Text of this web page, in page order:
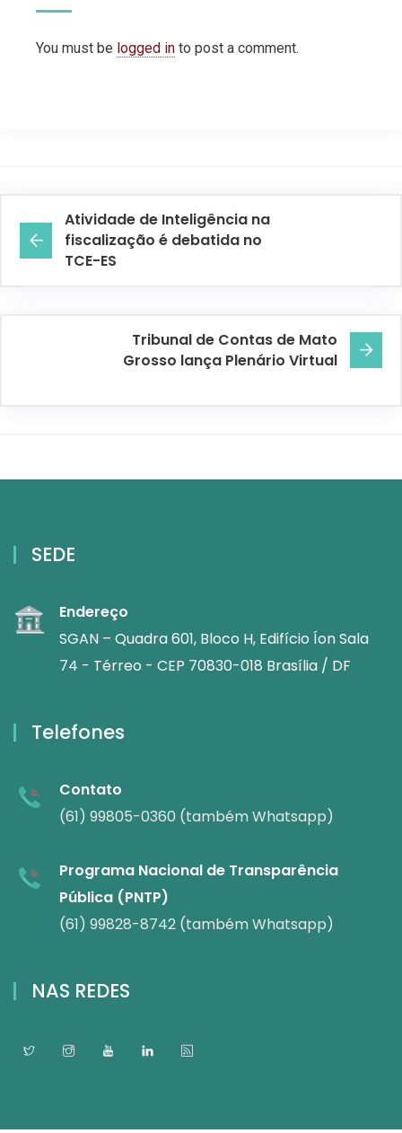
You must be logged in to post a comment.
Atividade de Inteligência na
fiscalização é debatida no
TCE-ES
Tribunal de Contas de Mato
Grosso lança Plenário Virtual
SEDE
Endereço
SGAN – Quadra 601, Bloco H, Edifício Íon Sala
74 - Térreo - CEP 70830-018 Brasília / DF
Telefones
Contato
(61) 99805-0360 (também Whatsapp)
Programa Nacional de Transparência
Pública (PNTP)
(61) 99828-8742 (também Whatsapp)
NAS REDES